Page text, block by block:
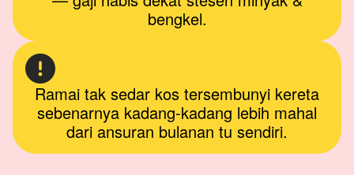
bengkel.
Ramai tak sedar kos tersembunyi kereta
sebenarnya kadang-kadang lebih mahal
dari ansuran bulanan tu sendiri.